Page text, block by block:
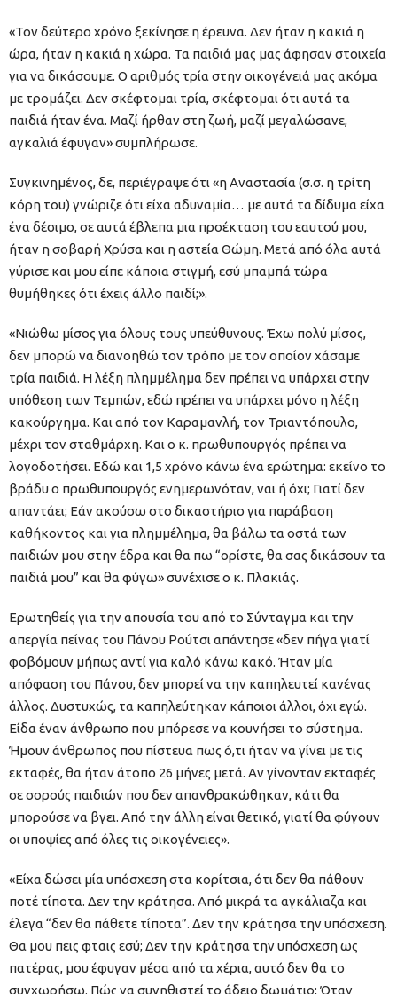
«Τον δεύτερο χρόνο ξεκίνησε η έρευνα. Δεν ήταν η κακιά η
ώρα, ήταν η κακιά η χώρα. Τα παιδιά μας μας άφησαν στοιχεία
για να δικάσουμε. Ο αριθμός τρία στην οικογένειά μας ακόμα
με τρομάζει. Δεν σκέφτομαι τρία, σκέφτομαι ότι αυτά τα
παιδιά ήταν ένα. Μαζί ήρθαν στη ζωή, μαζί μεγαλώσανε,
αγκαλιά έφυγαν» συμπλήρωσε.
Συγκινημένος, δε, περιέγραψε ότι «η Αναστασία (σ.σ. η τρίτη
κόρη του) γνώριζε ότι είχα αδυναμία… με αυτά τα δίδυμα είχα
ένα δέσιμο, σε αυτά έβλεπα μια προέκταση του εαυτού μου,
ήταν η σοβαρή Χρύσα και η αστεία Θώμη. Μετά από όλα αυτά
γύρισε και μου είπε κάποια στιγμή, εσύ μπαμπά τώρα
θυμήθηκες ότι έχεις άλλο παιδί;».
«Νιώθω μίσος για όλους τους υπεύθυνους. Έχω πολύ μίσος,
δεν μπορώ να διανοηθώ τον τρόπο με τον οποίον χάσαμε
τρία παιδιά. Η λέξη πλημμέλημα δεν πρέπει να υπάρχει στην
υπόθεση των Τεμπών, εδώ πρέπει να υπάρχει μόνο η λέξη
κακούργημα. Και από τον Καραμανλή, τον Τριαντόπουλο,
μέχρι τον σταθμάρχη. Και ο κ. πρωθυπουργός πρέπει να
λογοδοτήσει. Εδώ και 1,5 χρόνο κάνω ένα ερώτημα: εκείνο το
βράδυ ο πρωθυπουργός ενημερωνόταν, ναι ή όχι; Γιατί δεν
απαντάει; Εάν ακούσω στο δικαστήριο για παράβαση
καθήκοντος και για πλημμέλημα, θα βάλω τα οστά των
παιδιών μου στην έδρα και θα πω “ορίστε, θα σας δικάσουν τα
παιδιά μου” και θα φύγω» συνέχισε ο κ. Πλακιάς.
Ερωτηθείς για την απουσία του από το Σύνταγμα και την
απεργία πείνας του Πάνου Ρούτσι απάντησε «δεν πήγα γιατί
φοβόμουν μήπως αντί για καλό κάνω κακό. Ήταν μία
απόφαση του Πάνου, δεν μπορεί να την καπηλευτεί κανένας
άλλος. Δυστυχώς, τα καπηλεύτηκαν κάποιοι άλλοι, όχι εγώ.
Είδα έναν άνθρωπο που μπόρεσε να κουνήσει το σύστημα.
Ήμουν άνθρωπος που πίστευα πως ό,τι ήταν να γίνει με τις
εκταφές, θα ήταν άτοπο 26 μήνες μετά. Αν γίνονταν εκταφές
σε σορούς παιδιών που δεν απανθρακώθηκαν, κάτι θα
μπορούσε να βγει. Από την άλλη είναι θετικό, γιατί θα φύγουν
οι υποψίες από όλες τις οικογένειες».
«Είχα δώσει μία υπόσχεση στα κορίτσια, ότι δεν θα πάθουν
ποτέ τίποτα. Δεν την κράτησα. Από μικρά τα αγκάλιαζα και
έλεγα “δεν θα πάθετε τίποτα”. Δεν την κράτησα την υπόσχεση.
Θα μου πεις φταις εσύ; Δεν την κράτησα την υπόσχεση ως
πατέρας, μου έφυγαν μέσα από τα χέρια, αυτό δεν θα το
συγχωρήσω. Πώς να συνηθιστεί το άδειο δωμάτιο; Όταν